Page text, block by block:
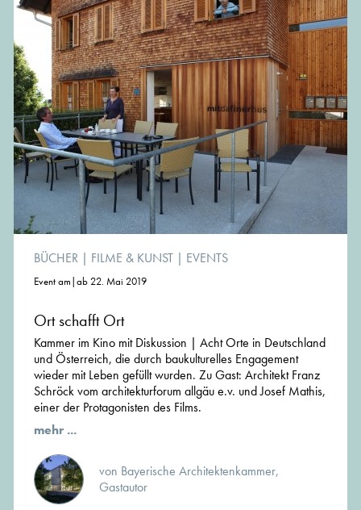
BÜCHER | FILME & KUNST | EVENTS
Event am|ab 22. Mai 2019
Ort schafft Ort
Kammer im Kino mit Diskussion | Acht Orte in Deutschland
und Österreich, die durch baukulturelles Engagement
wieder mit Leben gefüllt wurden. Zu Gast: Architekt Franz
Schröck vom architekturforum allgäu e.v. und Josef Mathis,
einer der Protagonisten des Films.
mehr ...
von Bayerische Architektenkammer,
Gastautor